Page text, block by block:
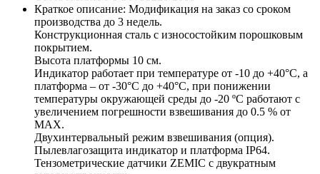
Краткое описание: Модификация на заказ со сроком
производства до 3 недель.
Конструкционная сталь с износостойким порошковым
покрытием.
Высота платформы 10 см.
Индикатор работает при температуре от -10 до +40°С, а
платформа – от -30°С до +40°С, при понижении
температуры окружающей среды до -20 ºС работают с
увеличением погрешности взвешивания до 0.5 % от
MAX.
Двухинтервальный режим взвешивания (опция).
Пылевлагозащита индикатор и платформа IP64.
Тензометрические датчики ZEMIC с двукратным